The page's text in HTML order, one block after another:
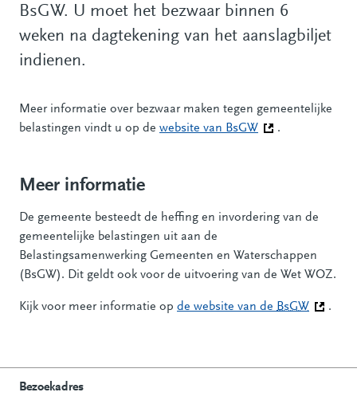
BsGW. U moet het bezwaar binnen 6
weken na dagtekening van het aanslagbiljet
indienen.
Meer informatie over bezwaar maken tegen gemeentelijke
belastingen vindt u op de website van BsGW (Deze link gaat
.
Meer informatie
De gemeente besteedt de heffing en invordering van de
gemeentelijke belastingen uit aan de
Belastingsamenwerking Gemeenten en Waterschappen
(BsGW). Dit geldt ook voor de uitvoering van de Wet WOZ.
Kijk voor meer informatie op de website van de BsGW (Deze
.
Bezoekadres